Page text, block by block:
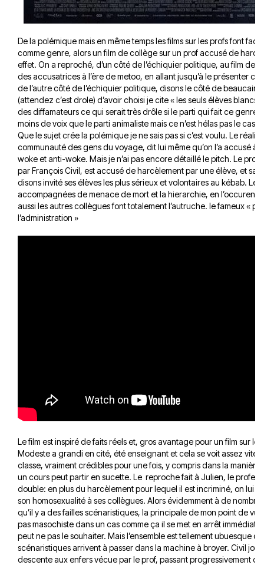
De la polémique mais en même temps les films sur les profs font
comme genre, alors un film de collège sur un prof accusé de
effet. On a reproché, d’un côté de l’échiquier politique, au film de
des accusatrices à l’ère de metoo, en allant jusqu’à le présenter
de l’autre côté de l’échiquier politique, disons le côté de
(attendez c’est drole) d’avoir choisi je cite « les seuls élèves blancs
des diffamateurs ce qui serait très drôle si le parti qui fait ce genre
moins de voix que le parti animaliste mais ce n’est hélas pas le cas.
Que le sujet crée la polémique je ne sais pas si c’est voulu. Le
communauté des gens du voyage, dit lui même qu’on l’a accusé à
woke et anti-woke. Mais je n’ai pas encore détaillé le pitch. Le prof
par François Civil, est accusé de harcèlement par une élève, et sa
disons invité ses élèves les plus sérieux et volontaires au kébab.
accompagnées de menace de mort et la hierarchie, en
aussi les autres collègues font totalement l’autruche. le fameux «
l’administration »
Le film est inspiré de faits réels et, gros avantage pour un film sur le
Modeste a grandi en cité, été enseignant et cela se voit assez vite
classe, vraiment crédibles pour une fois, y compris dans la
un cours peut partir en sucette. Le reproche fait à Julien, le
double: en plus du harcèlement pour lequel il est incriminé, on lui
son homosexualité à ses collègues. Alors évidemment à de
qu’il y a des failles scénaristiques, la principale de mon point de
pas masochiste dans un cas comme ça il se met en arrêt
peut ne pas le souhaiter. Mais l’ensemble est tellement ubuesque
scénaristiques arrivent à passer dans la machine à broyer. Civil
descente aux enfers vécue par le prof, passant progressivement